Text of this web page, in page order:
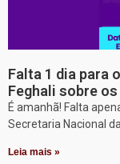
Falta 1 dia para
Feghali sobre
É amanhã! Falta
Secretaria Nacional
Leia mais »